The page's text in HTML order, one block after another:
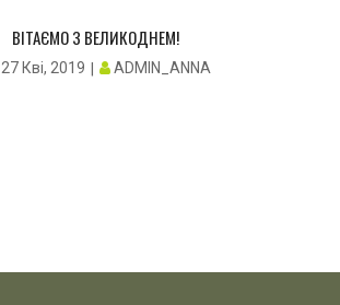
ВІТАЄМО З ВЕЛИКОДНЕМ!
27 Кві, 2019 ADMIN_ANNA